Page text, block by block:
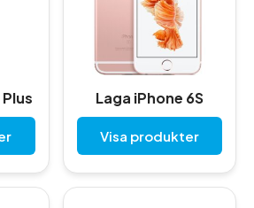
Laga iPhone 6S
Visa produkter